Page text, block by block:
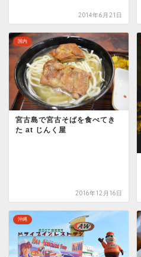
2014年6月21日
国内
宮古島で宮古そばを食べてき
た at じんく屋
2016年12月16日
沖縄